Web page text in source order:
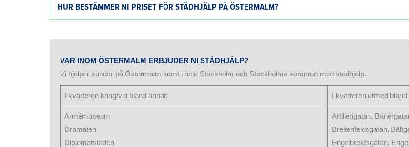
HUR BESTÄMMER NI PRISET FÖR STÄDHJÄLP PÅ ÖSTERMALM?
VAR INOM ÖSTERMALM ERBJUDER NI STÄDHJÄLP?
Vi hjälper kunder på Östermalm samt i hela Stockholm och Stockholms kommun med städhjälp.
I kvarteren kring/vid bland annat: I kvarteren utmed bland
Armémuseum
Dramaten
Diplomatstaden
Artillerigatan,
Breitenfeldsgatan,
Engelbrektsgatan,